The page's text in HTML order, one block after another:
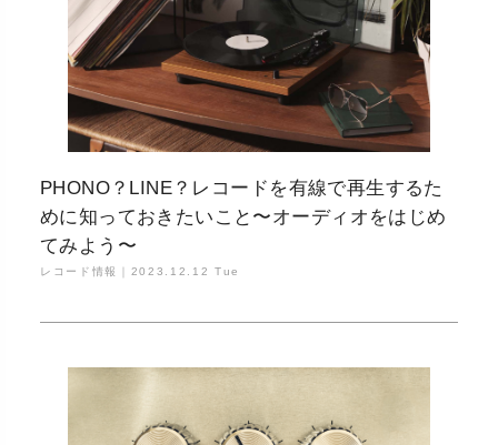
PHONO？LINE？レコードを有線で再生するた
めに知っておきたいこと〜オーディオをはじめ
てみよう〜
レコード情報｜ 2023.12.12 Tue